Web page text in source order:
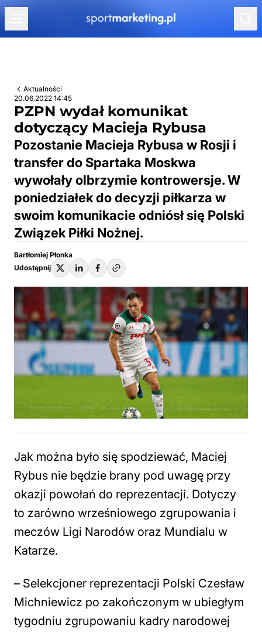
Przejdź do treści
Aktualności
20.06.2022 14:45
PZPN wydał komunikat
dotyczący Macieja Rybusa
Pozostanie Macieja Rybusa w Rosji i
transfer do Spartaka Moskwa
wywołały olbrzymie kontrowersje. W
poniedziałek do decyzji piłkarza w
swoim komunikacie odniósł się Polski
Związek Piłki Nożnej.
Bartłomiej Płonka
Udostępnij
Jak można było się spodziewać, Maciej
Rybus nie będzie brany pod uwagę przy
okazji powołań do reprezentacji. Dotyczy
to zarówno wrześniowego zgrupowania i
meczów Ligi Narodów oraz Mundialu w
Katarze.
– Selekcjoner reprezentacji Polski Czesław
Michniewicz po zakończonym w ubiegłym
tygodniu zgrupowaniu kadry narodowej